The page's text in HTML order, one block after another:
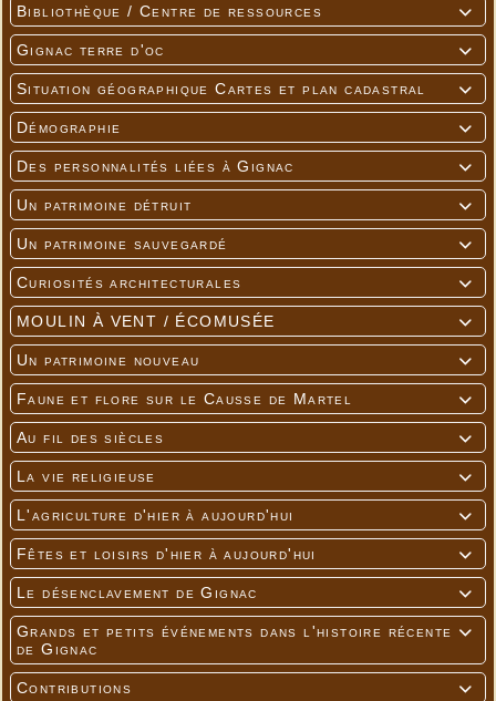

Bibliothèque / Centre de ressources

Gignac terre d'oc

Situation géographique Cartes et plan cadastral

Démographie

Des personnalités liées à Gignac

Un patrimoine détruit

Un patrimoine sauvegardé

Curiosités architecturales

MOULIN À VENT / ÉCOMUSÉE

Un patrimoine nouveau

Faune et flore sur le Causse de Martel

Au fil des siècles

La vie religieuse

L'agriculture d'hier à aujourd'hui

Fêtes et loisirs d'hier à aujourd'hui

Le désenclavement de Gignac

Grands et petits événements dans l'histoire récente
de Gignac

Contributions